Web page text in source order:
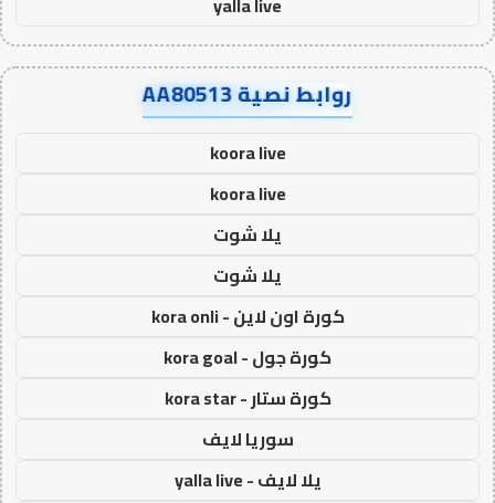
روابط نصية AA80513
koora live
koora live
يلا شوت
يلا شوت
كورة اون لاين - kora onli
كورة جول - kora goal
كورة ستار - kora star
سوريا لايف
يلا لايف - yalla live